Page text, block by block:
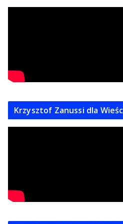
Krzysztof Zanussi dla